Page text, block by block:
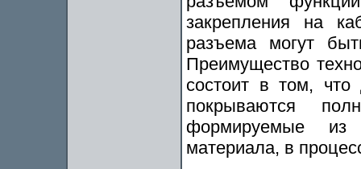
закрепления на
разъема могут
Преимущество
состоит в том, что
покрываются
формируемые из
материала, в